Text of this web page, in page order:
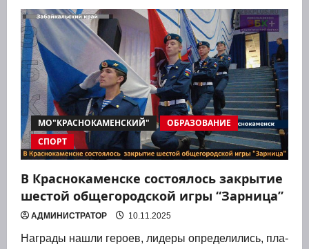
из
Краснокаменска
блеснули
навыками
в
Волгограде
МО"КРАСНОКАМЕНСКИЙ"
ОБРАЗОВАНИЕ
СПОРТ
В Краснокаменске состоялось закрытие
шестой общегородской игры “Зарница”
АДМИНИСТРАТОР 10.11.2025
Награ­ды нашли геро­ев, лиде­ры опре­де­ли­лись, пла­